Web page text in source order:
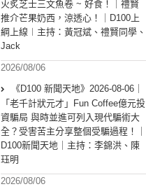
火炙芝士三文魚卷 ~ 好食！｜禮賢
推介芒果奶西，涼透心！｜D100上
綱上線︱主持：黃冠斌、禮賢同學、
Jack
2026/08/06
《D100 新聞天地》2026-08-06｜
「老千計狀元才」Fun Coffee億元投
資騙局 與時並進可列入現代騙術大
全？受害苦主分享整個受騙過程！｜
D100新聞天地｜主持：李錦洪、陳
珏明
2026/08/06